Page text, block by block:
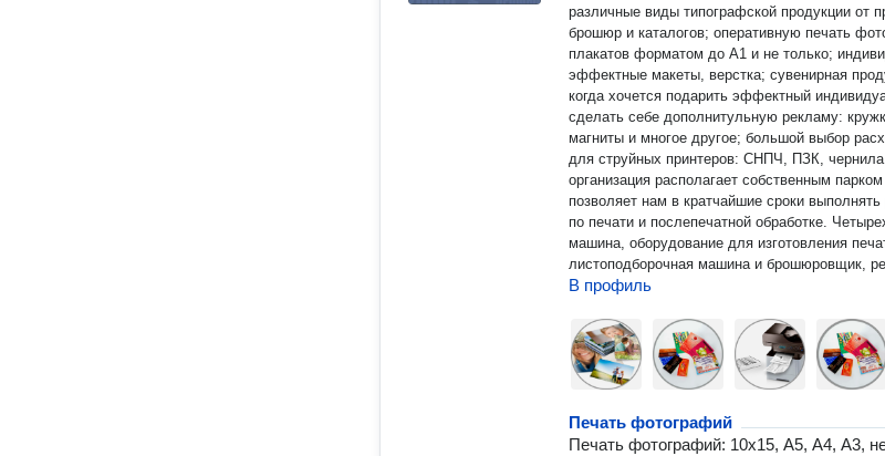
различные виды типографской продукции от
брошюр и каталогов; оперативную печать
плакатов форматом до А1 и не только;
эффектные макеты, верстка; сувенирная
когда хочется подарить эффектный
сделать себе дополнитульную рекламу:
магниты и многое другое; большой выбор
для струйных принтеров: СНПЧ, ПЗК, чернила и
организация располагает собственным
позволяет нам в кратчайшие сроки
по печати и послепечатной обработке.
машина, оборудование для изготовления
листоподборочная машина и брошюровщик,
В профиль
Печать фотографий
Печать фотографий: 10х15, А5, А4, А3,